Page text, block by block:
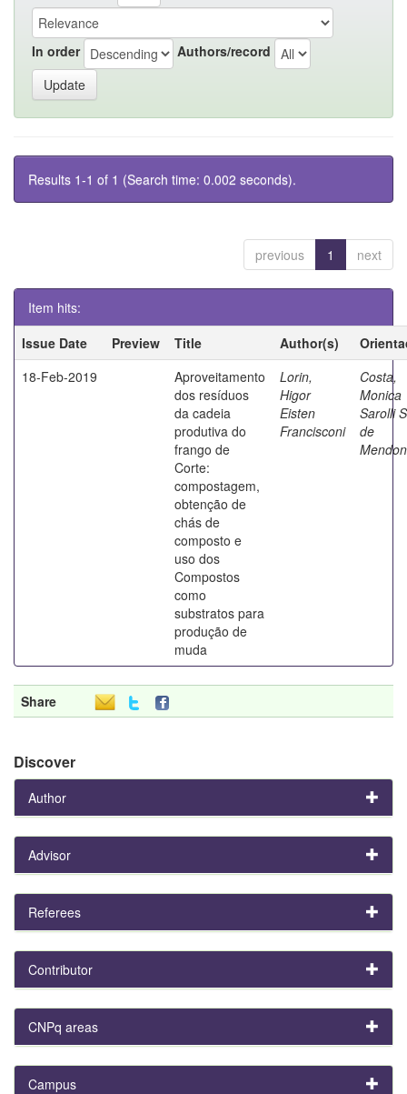
In order Authors/record
Results 1-1 of 1 (Search time: 0.002 seconds).
previous 1 next
Item hits:
Issue Date
Preview Title Author(s)
18-Feb-2019
Aproveitamento
dos resíduos
da cadeia
produtiva do
frango de
Corte:
compostagem,
obtenção de
chás de
composto e
uso dos
Compostos
como
substratos para
produção de
muda
Lorin,
Higor
Eisten
Francisconi
Costa,
Monica
Sarolli
de
Share
Discover
Author
Advisor
Referees
Contributor
CNPq areas
Campus